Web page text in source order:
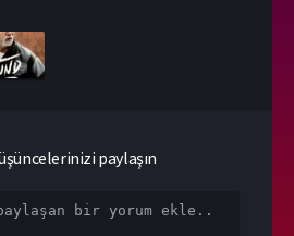
paylaşın